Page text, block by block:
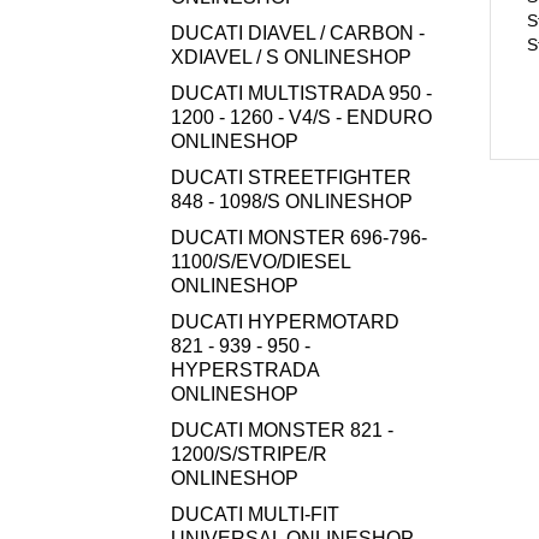
DUCATI DIAVEL / CARBON -
XDIAVEL / S ONLINESHOP
DUCATI MULTISTRADA 950 -
1200 - 1260 - V4/S - ENDURO
ONLINESHOP
DUCATI STREETFIGHTER
848 - 1098/S ONLINESHOP
DUCATI MONSTER 696-796-
1100/S/EVO/DIESEL
ONLINESHOP
DUCATI HYPERMOTARD
821 - 939 - 950 -
HYPERSTRADA
ONLINESHOP
DUCATI MONSTER 821 -
1200/S/STRIPE/R
ONLINESHOP
DUCATI MULTI-FIT